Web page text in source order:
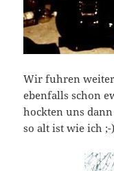
Wir fuhren weiter
ebenfalls schon
hockten uns
so alt ist wie ich ;-